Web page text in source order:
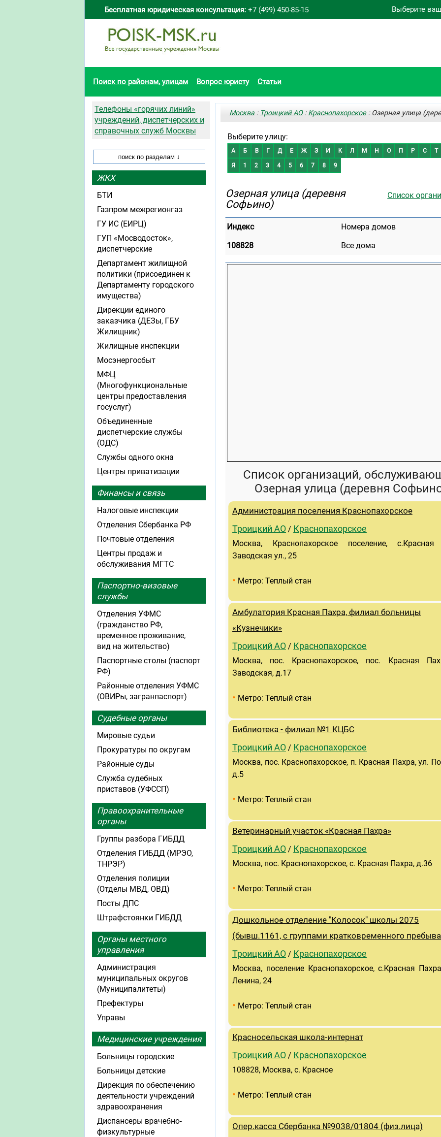
Выберите
Бесплатная юридическая консультация: +7 (499) 450-85-15
Поиск по районам, улицам Вопрос юристу Статьи
Москва : Троицкий АО:Краснопахорское: Озерная улица
Выберите улицу:
А Б В Г Д Е Ж З И К Л М Н О П Р С Т
Я 1 2 3 4 5 6 7 8 9
Список
Озерная улица (деревня
Софьино)
Индекс
Номера домов
108828
Все дома
Список организаций,
Озерная улица (деревня
Администрация поселения Краснопахорское
Троицкий АО / Краснопахорское
Москва, Краснопахорское поселение, с.Красная
Заводская ул., 25
• Метро: Теплый стан
Амбулатория Красная Пахра, филиал больницы
«Кузнечики»
Троицкий АО / Краснопахорское
Москва, пос. Краснопахорское, пос. Красная
Заводская, д.17
• Метро: Теплый стан
Библиотека - филиал №1 КЦБС
Троицкий АО / Краснопахорское
Москва, пос. Краснопахорское, п. Красная Пахра, ул.
д.5
• Метро: Теплый стан
Ветеринарный участок «Красная Пахра»
Троицкий АО / Краснопахорское
Москва, пос. Краснопахорское, с. Красная Пахра, д.36
• Метро: Теплый стан
Дошкольное отделение "Колосок" школы 2075
(бывш.1161, с группами кратковременного
Троицкий АО / Краснопахорское
Москва, поселение Краснопахорское, с.Красная
Ленина, 24
• Метро: Теплый стан
Красносельская школа-интернат
Троицкий АО / Краснопахорское
108828, Москва, с. Красное
• Метро: Теплый стан
Опер.касса Сбербанка №9038/01804 (физ.лица)
Телефоны «горячих линий»
учреждений, диспетчерских и
справочных служб Москвы
ЖКХ
БТИ
Газпром межрегионгаз
ГУ ИС (ЕИРЦ)
ГУП «Мосводосток»,
диспетчерские
Департамент жилищной
политики (присоединен к
Департаменту городского
имущества)
Дирекции единого
заказчика (ДЕЗы, ГБУ
Жилищник)
Жилищные инспекции
Мосэнергосбыт
МФЦ
(Многофункциональные
центры предоставления
госуслуг)
Объединенные
диспетчерские службы
(ОДС)
Службы одного окна
Центры приватизации
Финансы и связь
Налоговые инспекции
Отделения Сбербанка РФ
Почтовые отделения
Центры продаж и
обслуживания МГТС
Паспортно-визовые
службы
Отделения УФМС
(гражданство РФ,
временное проживание,
вид на жительство)
Паспортные столы (паспорт
РФ)
Районные отделения УФМС
(ОВИРы, загранпаспорт)
Судебные органы
Мировые судьи
Прокуратуры по округам
Районные суды
Служба судебных
приставов (УФССП)
Правоохранительные
органы
Группы разбора ГИБДД
Отделения ГИБДД (МРЭО,
ТНРЭР)
Отделения полиции
(Отделы МВД, ОВД)
Посты ДПС
Штрафстоянки ГИБДД
Органы местного
управления
Администрация
муниципальных округов
(Муниципалитеты)
Префектуры
Управы
Медицинские учреждения
Больницы городские
Больницы детские
Дирекция по обеспечению
деятельности учреждений
здравоохранения
Диспансеры врачебно-
физкультурные